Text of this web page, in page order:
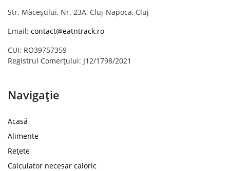
Str. Măceșului, Nr. 23A, Cluj-Napoca, Cluj
Email: contact@eatntrack.ro
CUI: RO39757359
Registrul Comerțului: J12/1798/2021
Navigație
Acasă
Alimente
Rețete
Calculator necesar caloric